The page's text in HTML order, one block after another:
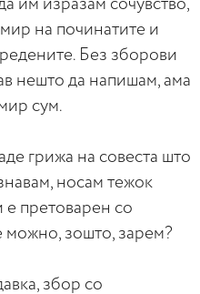
им изразам сочувство,
на починатите и
Без зборови
нешто да напишам, ама
сум.
грижа на совеста што
носам тежок
е претоварен со
зошто, зарем?
збор со